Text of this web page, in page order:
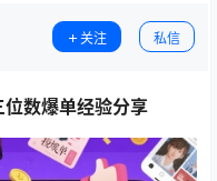
关注 私信
数爆单经验分享